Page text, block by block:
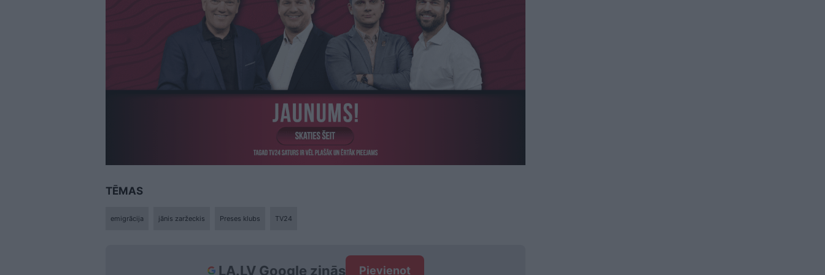
TĒMAS
emigrācija jānis zaržeckis Preses klubs TV24
LA.LV Google ziņās Pievienot